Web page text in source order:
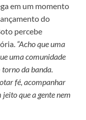
em um momento
do
percebe
“Acho que uma
uma comunidade
da banda.
fé, acompanhar
que a gente nem